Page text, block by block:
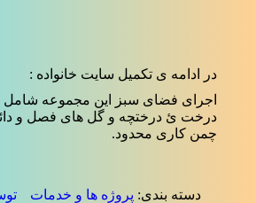
در ادامه ی تکمیل سایت خانواده :
اجرای فضای سبز این مجموعه شامل
درخت ئ درختچه و گل های فصل و
چمن کاری محدود.
دسته بندی: پروژه ها و خدمات